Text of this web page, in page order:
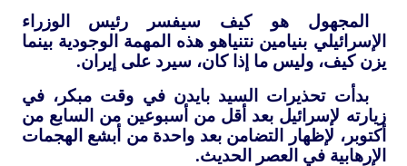
المجهول هو كيف سيفسر رئيس الوزراء
الإسرائيلي بنيامين نتنياهو هذه المهمة الوجودية بينما
يزن كيف، وليس ما إذا كان، سيرد على إيران.
بدأت تحذيرات السيد بايدن في وقت مبكر، في
زيارته لإسرائيل بعد أقل من أسبوعين من السابع من
أكتوبر، لإظهار التضامن بعد واحدة من أبشع الهجمات
الإرهابية في العصر الحديث.